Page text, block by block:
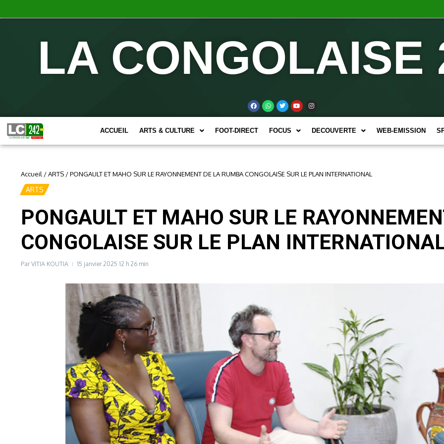
LA
ACCUEIL ARTS & CULTURE FOOT-DIRECT FOCUS DECOUVERTE WEB-EMISSION
Accueil /ARTS /PONGAULT ET MAHO SUR LE RAYONNEMENT DE LA RUMBA CONGOLAISE SUR LE PLAN INTERNATIONAL
ARTS
PONGAULT ET MAHO SUR LE
CONGOLAISE SUR LE PLAN
ParVITIA KOUTIA 15 janvier 2025 12 h 26 min